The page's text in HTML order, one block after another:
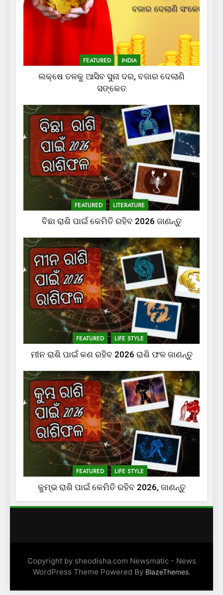
FEATURED INDIA
ଲକ୍ଷେ ତଳକୁ ଆସିବ ସୁନା ଦର, ବଜାର ଦେଲାଣି
ସଙ୍କେତ
FEATURED LITERATURE
ବିଛା ରାଶି ପାଇଁ କେମିତି ରହିବ 2026 ଜାଣନ୍ତୁ
FEATURED LIFE STYLE
ମୀନ ରାଶି ପାଇଁ କଣ ରହିବ 2026 ରାଶି ଫଳ ଜାଣନ୍ତୁ
FEATURED LIFE STYLE
କୁମ୍ଭ ରାଶି ପାଇଁ କେମିତି ରହିବ 2026, ଜାଣନ୍ତୁ
Copyright by sheodisha.com Newsmatic - News
WordPress Theme Powered By BlazeThemes.